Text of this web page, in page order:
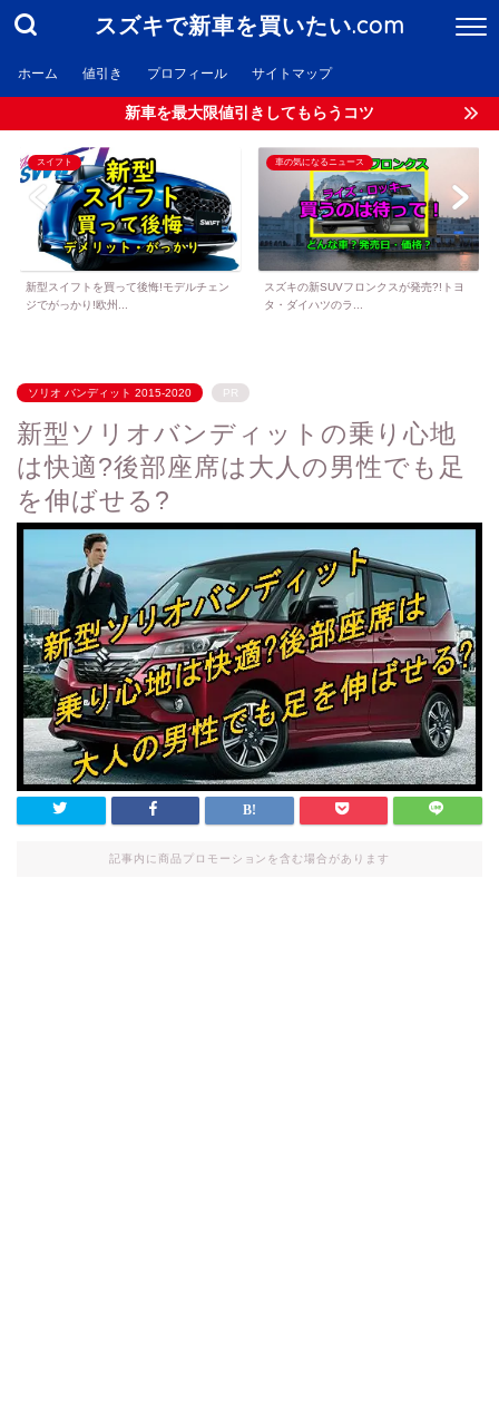
スズキで新車を買いたい.com
ホーム 値引き プロフィール サイトマップ
新車を最大限値引きしてもらうコツ
スイフト
新型スイフトを買って後悔!モデルチェン
ジでがっかり!欧州...
車の気になるニュース
スズキの新SUVフロンクスが発売?!トヨ
タ・ダイハツのラ...
ソリオ バンディット 2015-2020 PR
新型ソリオバンディットの乗り心地
は快適?後部座席は大人の男性でも足
を伸ばせる?
記事内に商品プロモーションを含む場合があります